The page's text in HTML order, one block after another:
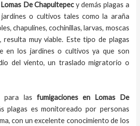
Lomas De Chapultepecy demás plagas a
jardines o cultivos tales como la araña
chapulines, cochinillas, larvas, moscas
resulta muy viable. Este tipo de plagas
en los jardines o cultivos ya que son
del viento, un traslado migratorio o
para las fumigaciones en
Lomas De
plagas es monitoreado por personas
con un excelente conocimiento de los